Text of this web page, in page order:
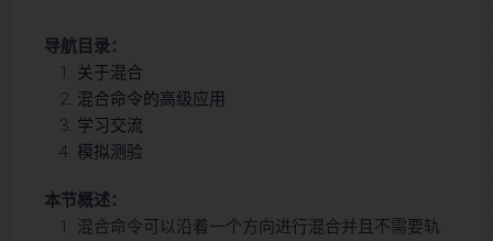
导航目录：
关于混合
混合命令的高级应用
学习交流
模拟测验
本节概述：
混合命令可以沿着一个方向进行混合并且不需要轨